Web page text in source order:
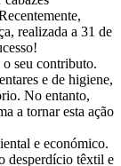
realizada a 31 de
seu contributo.
e de higiene,
No entanto,
a tornar esta ação
e económico.
desperdício têxtil e